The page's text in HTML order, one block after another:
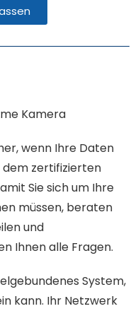
wenn Ihre Daten
dem zertifizierten
Sie sich um Ihre
müssen, beraten
und
Ihnen alle Fragen.
System,
kann. Ihr Netzwerk